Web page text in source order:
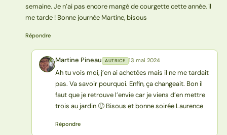
semaine. Je n’ai pas encore mangé de courgette cette année, il
me tarde ! Bonne journée Martine, bisous
Répondre
MP Martine Pineau AUTRICE 13 mai 2024
Ah tu vois moi, j’en ai achetées mais il ne me tardait
pas. Va savoir pourquoi. Enfin, ça changeait. Bon il
faut que je retrouve l’envie car je viens d’en mettre
trois au jardin 🙂 Bisous et bonne soirée Laurence
Répondre